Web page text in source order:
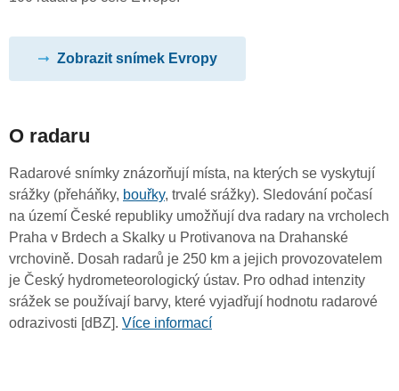
Zobrazit snímek Evropy
O radaru
Radarové snímky znázorňují místa, na kterých se vyskytují
srážky (přeháňky, bouřky, trvalé srážky). Sledování počasí
na území České republiky umožňují dva radary na vrcholech
Praha v Brdech a Skalky u Protivanova na Drahanské
vrchovině. Dosah radarů je 250 km a jejich provozovatelem
je Český hydrometeorologický ústav. Pro odhad intenzity
srážek se používají barvy, které vyjadřují hodnotu radarové
odrazivosti [dBZ]. Více informací